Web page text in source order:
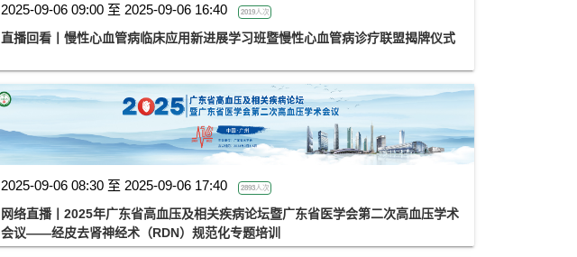
2025-09-06 09:00 至 2025-09-06 16:40 2019人次
直播回看丨慢性心血管病临床应用新进展学习班暨慢性心血管病诊疗联盟揭牌仪式
2025-09-06 08:30 至 2025-09-06 17:40 2893人次
网络直播丨2025年广东省高血压及相关疾病论坛暨广东省医学会第二次高血压学术
会议——经皮去肾神经术（RDN）规范化专题培训